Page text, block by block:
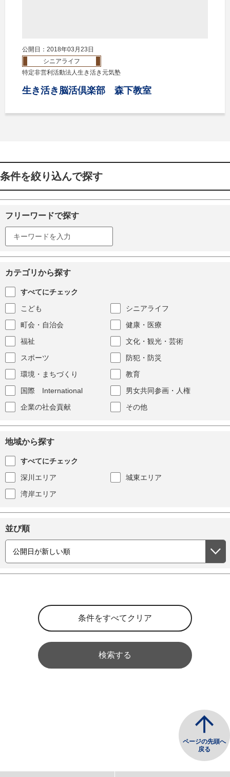
公開日：2018年03月23日
シニアライフ
特定非営利活動法人生き活き元気塾
生き活き脳活倶楽部 森下教室
条件を絞り込んで探す
フリーワードで探す
カテゴリから探す
すべてにチェック
こども
シニアライフ
町会・自治会
健康・医療
福祉
文化・観光・芸術
スポーツ
防犯・防災
環境・まちづくり
教育
国際 International
男女共同参画・人権
企業の社会貢献
その他
地域から探す
すべてにチェック
深川エリア
城東エリア
湾岸エリア
並び順
検索する
ページの先頭へ
戻る